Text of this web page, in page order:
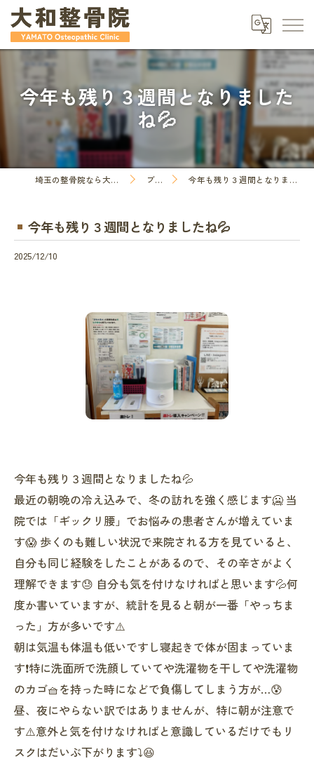
今年も残り３週間となりました
ね💦
埼玉の整骨院なら大和整骨院 ブログ 今年も残り３週間となりましたね💦
今年も残り３週間となりましたね💦
2025/12/10
今年も残り３週間となりましたね💦
最近の朝晩の冷え込みで、冬の訪れを強く感じます🥶 当
院では「ギックリ腰」でお悩みの患者さんが増えていま
す😱 歩くのも難しい状況で来院される方を見ていると、
自分も同じ経験をしたことがあるので、その辛さがよく
理解できます😓 自分も気を付けなければと思います💦何
度か書いていますが、統計を見ると朝が一番「やっちま
った」方が多いです⚠️
朝は気温も体温も低いですし寝起きで体が固まっていま
す❗️特に洗面所で洗顔していてや洗濯物を干してや洗濯物
のカゴ🧺を持った時になどで負傷してしまう方が…😰
昼、夜にやらない訳ではありませんが、特に朝が注意で
す⚠️意外と気を付けなければと意識しているだけでもリ
スクはだいぶ下がります⤵️😆